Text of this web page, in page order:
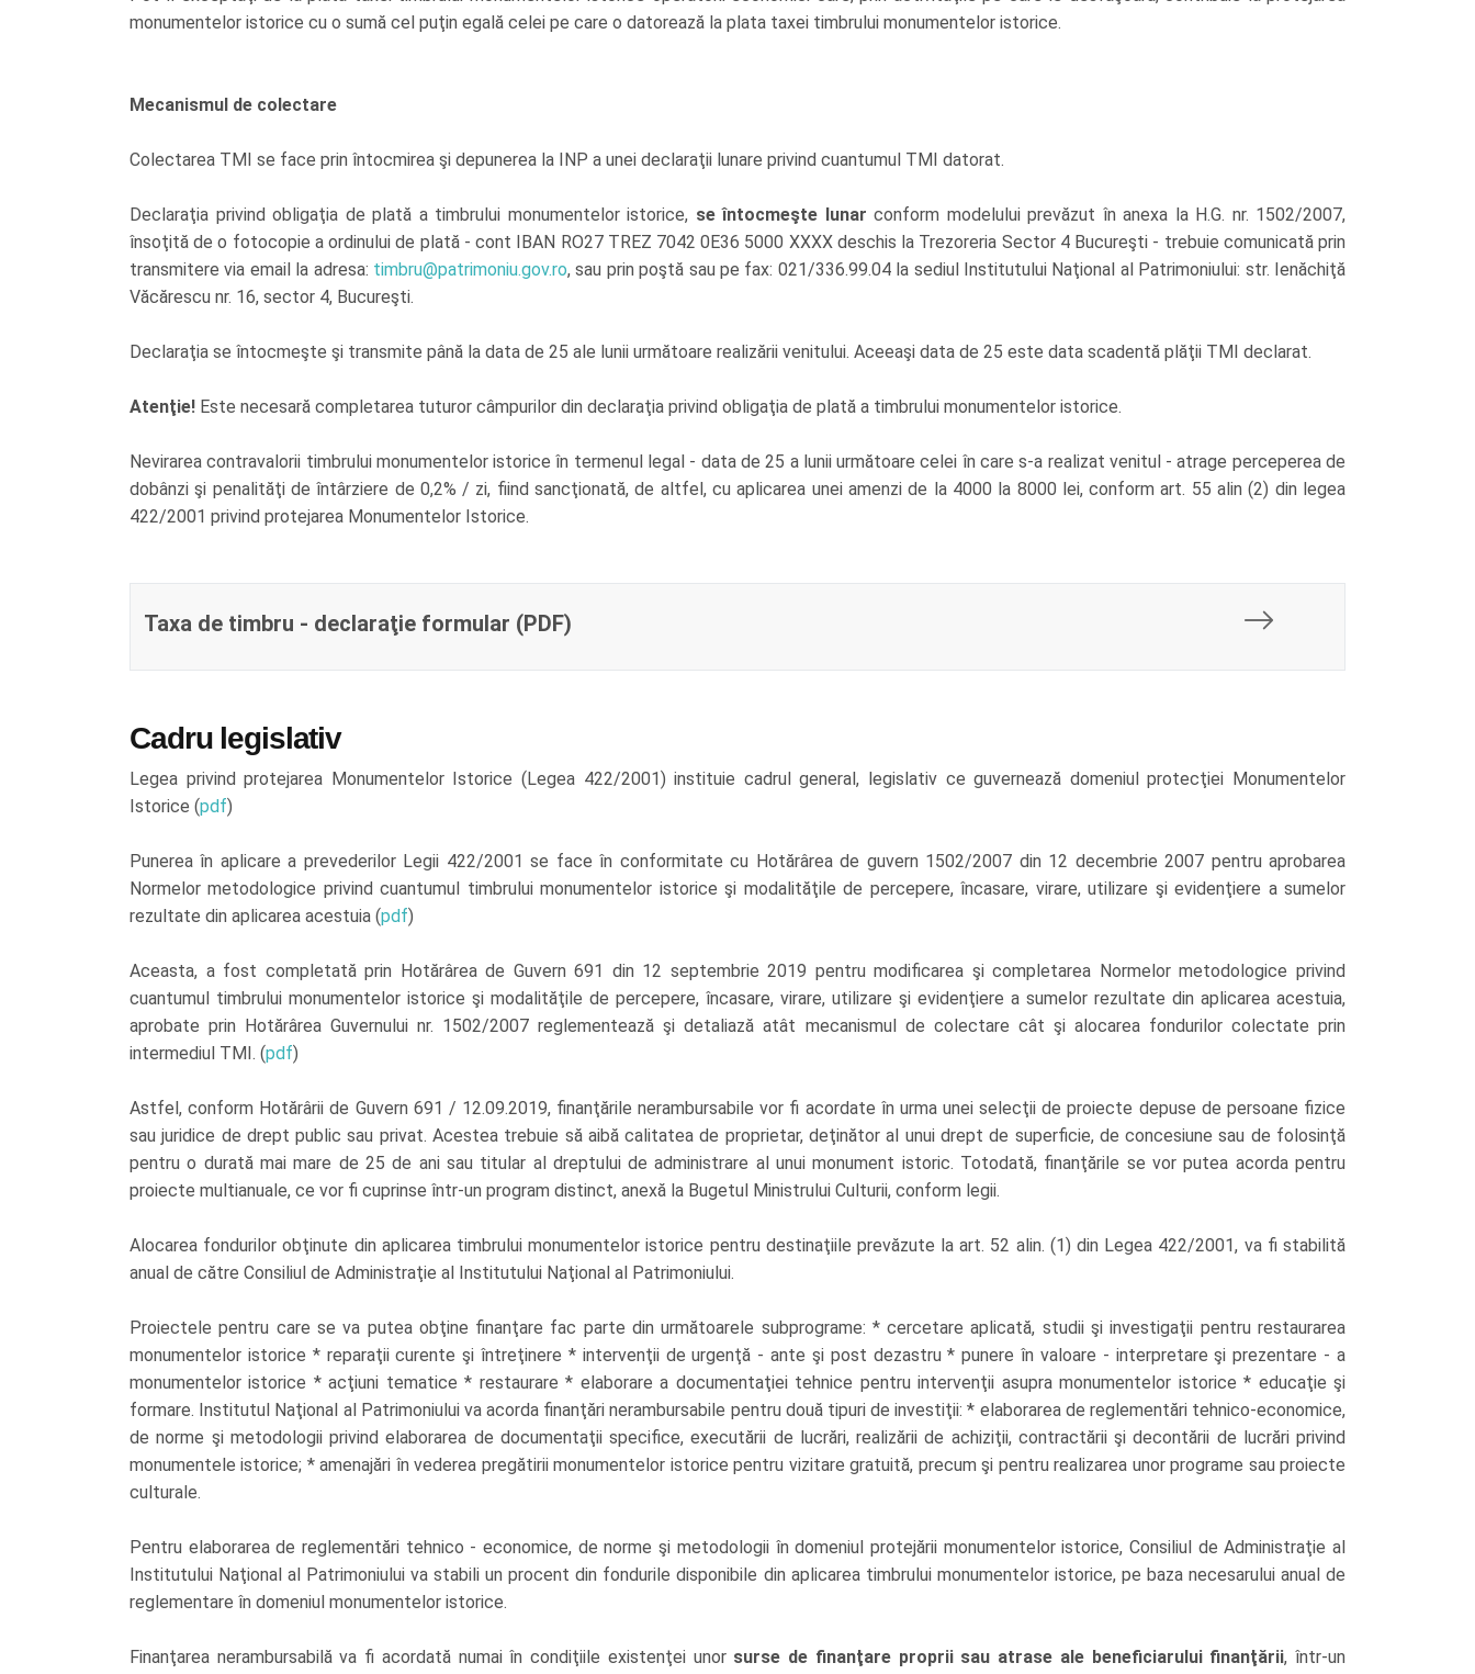
monumentelor istorice cu o sumă cel puţin egală celei pe care o datorează la plata taxei timbrului monumentelor istorice.
Mecanismul de colectare
Colectarea TMI se face prin întocmirea şi depunerea la INP a unei declaraţii lunare privind cuantumul TMI datorat.
Declaraţia privind obligaţia de plată a timbrului monumentelor istorice, se întocmeşte lunar conform modelului prevăzut în anexa la H.G. nr. 1502/2007,
însoţită de o fotocopie a ordinului de plată - cont IBAN RO27 TREZ 7042 0E36 5000 XXXX deschis la Trezoreria Sector 4 Bucureşti - trebuie comunicată prin
transmitere via email la adresa: timbru@patrimoniu.gov.ro, sau prin poştă sau pe fax: 021/336.99.04 la sediul Institutului Naţional al Patrimoniului: str. Ienăchiţă
Văcărescu nr. 16, sector 4, Bucureşti.
Declaraţia se întocmeşte şi transmite până la data de 25 ale lunii următoare realizării venitului. Aceeaşi data de 25 este data scadentă plăţii TMI declarat.
Atenţie! Este necesară completarea tuturor câmpurilor din declaraţia privind obligaţia de plată a timbrului monumentelor istorice.
Nevirarea contravalorii timbrului monumentelor istorice în termenul legal - data de 25 a lunii următoare celei în care s-a realizat venitul - atrage perceperea de
dobânzi şi penalităţi de întârziere de 0,2% / zi, fiind sancţionată, de altfel, cu aplicarea unei amenzi de la 4000 la 8000 lei, conform art. 55 alin (2) din legea
422/2001 privind protejarea Monumentelor Istorice.
Taxa de timbru - declaraţie formular (PDF)
Cadru legislativ
Legea privind protejarea Monumentelor Istorice (Legea 422/2001) instituie cadrul general, legislativ ce guvernează domeniul protecţiei Monumentelor
Istorice (pdf)
Punerea în aplicare a prevederilor Legii 422/2001 se face în conformitate cu Hotărârea de guvern 1502/2007 din 12 decembrie 2007 pentru aprobarea
Normelor metodologice privind cuantumul timbrului monumentelor istorice şi modalităţile de percepere, încasare, virare, utilizare şi evidenţiere a sumelor
rezultate din aplicarea acestuia (pdf)
Aceasta, a fost completată prin Hotărârea de Guvern 691 din 12 septembrie 2019 pentru modificarea şi completarea Normelor metodologice privind
cuantumul timbrului monumentelor istorice şi modalităţile de percepere, încasare, virare, utilizare şi evidenţiere a sumelor rezultate din aplicarea acestuia,
aprobate prin Hotărârea Guvernului nr. 1502/2007 reglementează şi detaliază atât mecanismul de colectare cât şi alocarea fondurilor colectate prin
intermediul TMI. (pdf)
Astfel, conform Hotărârii de Guvern 691 / 12.09.2019, finanţările nerambursabile vor fi acordate în urma unei selecţii de proiecte depuse de persoane fizice
sau juridice de drept public sau privat. Acestea trebuie să aibă calitatea de proprietar, deţinător al unui drept de superficie, de concesiune sau de folosinţă
pentru o durată mai mare de 25 de ani sau titular al dreptului de administrare al unui monument istoric. Totodată, finanţările se vor putea acorda pentru
proiecte multianuale, ce vor fi cuprinse într-un program distinct, anexă la Bugetul Ministrului Culturii, conform legii.
Alocarea fondurilor obţinute din aplicarea timbrului monumentelor istorice pentru destinaţiile prevăzute la art. 52 alin. (1) din Legea 422/2001, va fi stabilită
anual de către Consiliul de Administraţie al Institutului Naţional al Patrimoniului.
Proiectele pentru care se va putea obţine finanţare fac parte din următoarele subprograme: * cercetare aplicată, studii şi investigaţii pentru restaurarea
monumentelor istorice * reparaţii curente şi întreţinere * intervenţii de urgenţă - ante şi post dezastru * punere în valoare - interpretare şi prezentare - a
monumentelor istorice * acţiuni tematice * restaurare * elaborare a documentaţiei tehnice pentru intervenţii asupra monumentelor istorice * educaţie şi
formare. Institutul Naţional al Patrimoniului va acorda finanţări nerambursabile pentru două tipuri de investiţii: * elaborarea de reglementări tehnico-economice,
de norme şi metodologii privind elaborarea de documentaţii specifice, executării de lucrări, realizării de achiziţii, contractării şi decontării de lucrări privind
monumentele istorice; * amenajări în vederea pregătirii monumentelor istorice pentru vizitare gratuită, precum şi pentru realizarea unor programe sau proiecte
culturale.
Pentru elaborarea de reglementări tehnico - economice, de norme şi metodologii în domeniul protejării monumentelor istorice, Consiliul de Administraţie al
Institutului Naţional al Patrimoniului va stabili un procent din fondurile disponibile din aplicarea timbrului monumentelor istorice, pe baza necesarului anual de
reglementare în domeniul monumentelor istorice.
Finanţarea nerambursabilă va fi acordată numai în condiţiile existenţei unor surse de finanţare proprii sau atrase ale beneficiarului finanţării, într-un